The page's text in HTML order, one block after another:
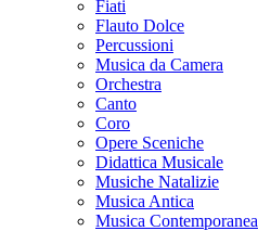
Fiati
Flauto Dolce
Percussioni
Musica da Camera
Orchestra
Canto
Coro
Opere Sceniche
Didattica Musicale
Musiche Natalizie
Musica Antica
Musica Contemporanea